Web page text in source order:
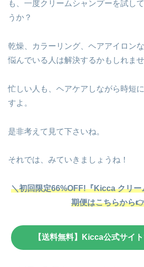
も、一度クリームシャンプーを試し
うか？
乾燥、カラーリング、ヘアアイロン
悩んでいる人は解決するかもしれませ
忙しい人も、ヘアケアしながら時短
すよ。
是非考えて見て下さいね。
それでは、みていきましょうね！
＼初回限定66%OFF!『Kicca クリー
期便はこちらから
【送料無料】Kicca公式サイ